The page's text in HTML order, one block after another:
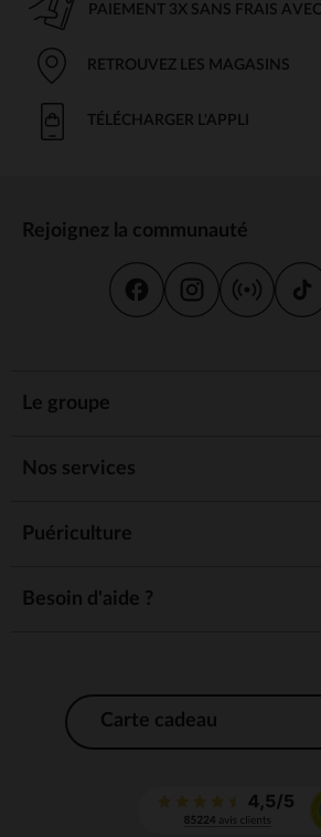
PAIEMENT 3X SANS FRAIS
RETROUVEZ LES MAGASINS
TÉLÉCHARGER L'APPLI
Rejoignez la communauté
Le groupe
Nos services
Puériculture
Besoin d'aide ?
Carte cadeau